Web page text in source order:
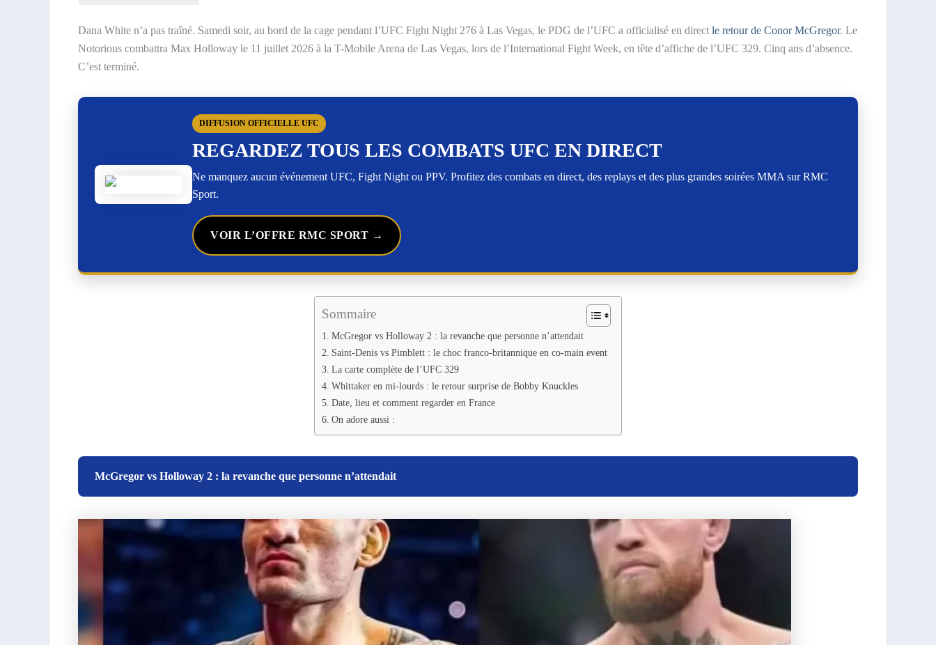
Dana White n’a pas traîné. Samedi soir, au bord de la cage pendant l’UFC Fight Night 276 à Las Vegas, le PDG de l’UFC a officialisé en direct le retour de Conor McGregor. Le
Notorious combattra Max Holloway le 11 juillet 2026 à la T-Mobile Arena de Las Vegas, lors de l’International Fight Week, en tête d’affiche de l’UFC 329. Cinq ans d’absence.
C’est terminé.
DIFFUSION OFFICIELLE UFC
REGARDEZ TOUS LES COMBATS UFC EN DIRECT
Ne manquez aucun événement UFC, Fight Night ou PPV. Profitez des combats en direct, des replays et des plus grandes soirées MMA sur RMC
Sport.
VOIR L’OFFRE RMC SPORT →
Sommaire
McGregor vs Holloway 2 : la revanche que personne n’attendait
Saint-Denis vs Pimblett : le choc franco-britannique en co-main event
La carte complète de l’UFC 329
Whittaker en mi-lourds : le retour surprise de Bobby Knuckles
Date, lieu et comment regarder en France
On adore aussi :
McGregor vs Holloway 2 : la revanche que personne n’attendait